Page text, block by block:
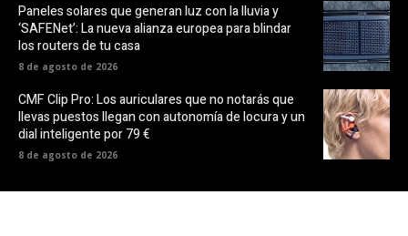
Paneles solares que generan luz con la lluvia y
‘SAFENet’: La nueva alianza europea para blindar
los routers de tu casa
8 de agosto de 2026
CMF Clip Pro: Los auriculares que no notarás que
llevas puestos llegan con autonomía de locura y un
dial inteligente por 79 €
8 de agosto de 2026